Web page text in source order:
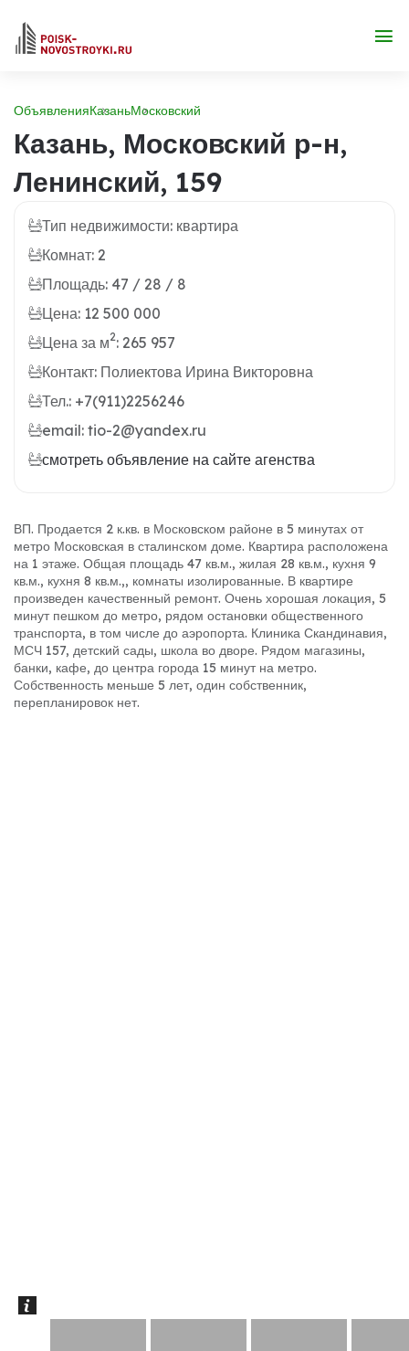
ОбъявленияКазаньМосковский
Казань, Московский р-н,
Ленинский, 159
Тип недвижимости: квартира
Комнат: 2
Площадь: 47 / 28 / 8
Цена: 12 500 000
Цена за м2: 265 957
Контакт: Полиектова Ирина Викторовна
Тел.: +7(911)2256246
email: tio-2@yandex.ru
смотреть объявление на сайте агенства
ВП. Продается 2 к.кв. в Московском районе в 5 минутах от
метро Московская в сталинском доме. Квартира расположена
на 1 этаже. Общая площадь 47 кв.м., жилая 28 кв.м., кухня 9
кв.м., кухня 8 кв.м.,, комнаты изолированные. В квартире
произведен качественный ремонт. Очень хорошая локация, 5
минут пешком до метро, рядом остановки общественного
транспорта, в том числе до аэропорта. Клиника Скандинавия,
МСЧ 157, детский сады, школа во дворе. Рядом магазины,
банки, кафе, до центра города 15 минут на метро.
Собственность меньше 5 лет, один собственник,
перепланировок нет.